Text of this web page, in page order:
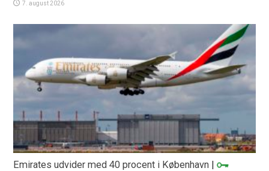
7. august 2026
Emirates udvider med 40 procent i København |